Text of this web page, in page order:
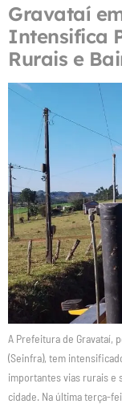
Gravataí
Intensifica
Rurais e
A Prefeitura de Gravataí,
(Seinfra), tem
importantes vias rurais e
cidade. Na última terça-